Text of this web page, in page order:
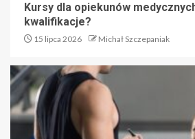
Kursy dla opiekunów
kwalifikacje?
15 lipca 2026 Michał Szczepaniak